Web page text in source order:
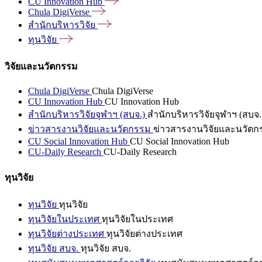
Chula DigiVerse
สำนักบริหารวิจัย
ทุนวิจัย
วิจัยและนวัตกรรม
Chula DigiVerse Chula DigiVerse
CU Innovation Hub CU Innovation Hub
สำนักบริหารวิจัยจุฬาฯ (สบจ.) สำนักบริหารวิจัยจุฬาฯ (สบจ
ข่าวสารงานวิจัยและนวัตกรรม ข่าวสารงานวิจัยและนวัตก
CU Social Innovation Hub CU Social Innovation Hub
CU-Daily Research CU-Daily Research
ทุนวิจัย
ทุนวิจัย ทุนวิจัย
ทุนวิจัยในประเทศ ทุนวิจัยในประเทศ
ทุนวิจัยต่างประเทศ ทุนวิจัยต่างประเทศ
ทุนวิจัย สบจ. ทุนวิจัย สบจ.